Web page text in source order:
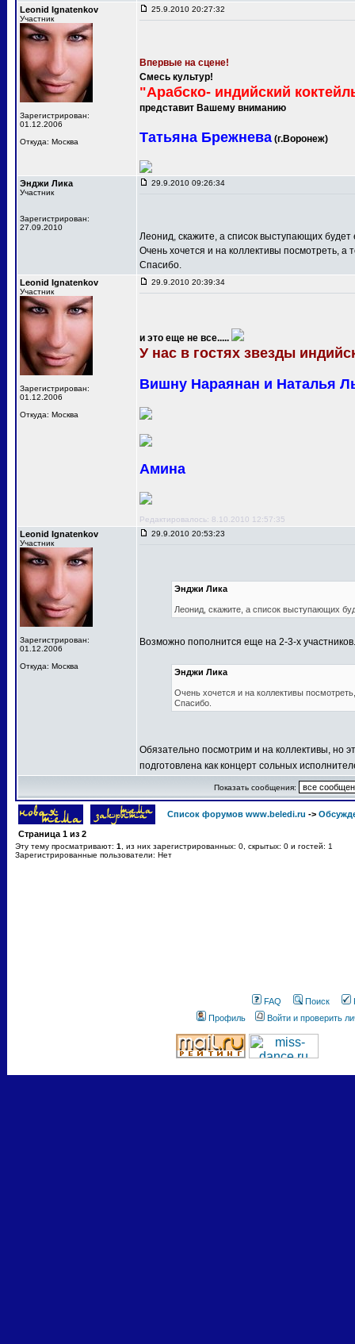
Leonid Ignatenkov
Участник
Зарегистрирован:
01.12.2006
Откуда: Москва
25.9.2010 20:27:32
Впервые на сцене!
Смесь культур!
"Арабско- индийский
представит Вашему вниманию
Татьяна Брежнева (г.Воронеж)
Энджи Лика
Участник
Зарегистрирован:
27.09.2010
29.9.2010 09:26:34
Леонид, скажите, а список выступающих
Очень хочется и на коллективы посмотреть, а
Спасибо.
Leonid Ignatenkov
Участник
Зарегистрирован:
01.12.2006
Откуда: Москва
29.9.2010 20:39:34
и это еще не все.....
У нас в гостях звезды
Вишну Нараянан и Наталья
Амина
Редактировалось: 8.10.2010 12:57:35
Leonid Ignatenkov
Участник
Зарегистрирован:
01.12.2006
Откуда: Москва
29.9.2010 20:53:23
Энджи Лика
Леонид, скажите, а список выступающих
Возможно пополнится еще на 2-3-х
Энджи Лика
Очень хочется и на коллективы
Спасибо.
Обязательно посмотрим и на коллективы, но
подготовлена как концерт сольных
Показать сообщения:
Список форумов www.beledi.ru ->
Страница 1 из 2
Эту тему просматривают: 1
, из них зарегистрированных: 0, скрытых: 0 и гостей: 1
Зарегистрированные пользователи: Нет
FAQ Поиск
Профиль
Войти и проверить